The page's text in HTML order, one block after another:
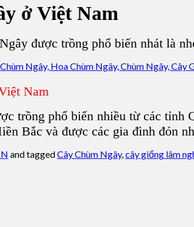
ở Việt Nam
được trồng phổ biến nhát là
Nam
trồng phổ biến nhiều từ các
Bắc và được các gia đình đón
and taggedCây Chùm Ngây,cây giống lâm